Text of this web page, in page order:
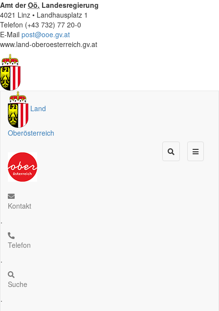
Amt derOö. Landesregierung
4021 Linz • Landhausplatz 1
Telefon (+43 732) 77 20-0
E-Mail post@ooe.gv.at
www.land-oberoesterreich.gv.at
Land
Oberösterreich
Kontakt
.
Telefon
.
Suche
.